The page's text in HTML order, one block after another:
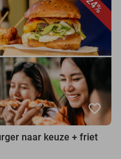
24%
favorite_border
naar keuze + friet